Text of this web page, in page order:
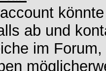
ab und
im